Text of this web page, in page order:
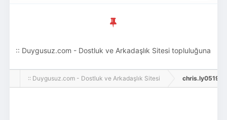
:: Duygusuz.com - Dostluk ve Arkadaşlık Sitesi topluluğuna
hoş geldin ziyaretçi! Aramıza katılmak istersen kayıt
:: Duygusuz.com - Dostluk ve Arkadaşlık Sitesi chris.ly0519,